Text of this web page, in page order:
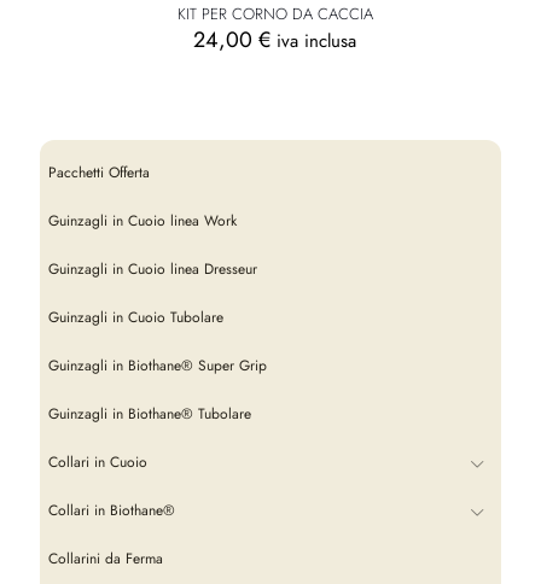
KIT PER CORNO DA CACCIA
24,00€ iva inclusa
Pacchetti Offerta
Guinzagli in Cuoio linea Work
Guinzagli in Cuoio linea Dresseur
Guinzagli in Cuoio Tubolare
Guinzagli in Biothane® Super Grip
Guinzagli in Biothane® Tubolare
Collari in Cuoio
Collari in Biothane®
Collarini da Ferma